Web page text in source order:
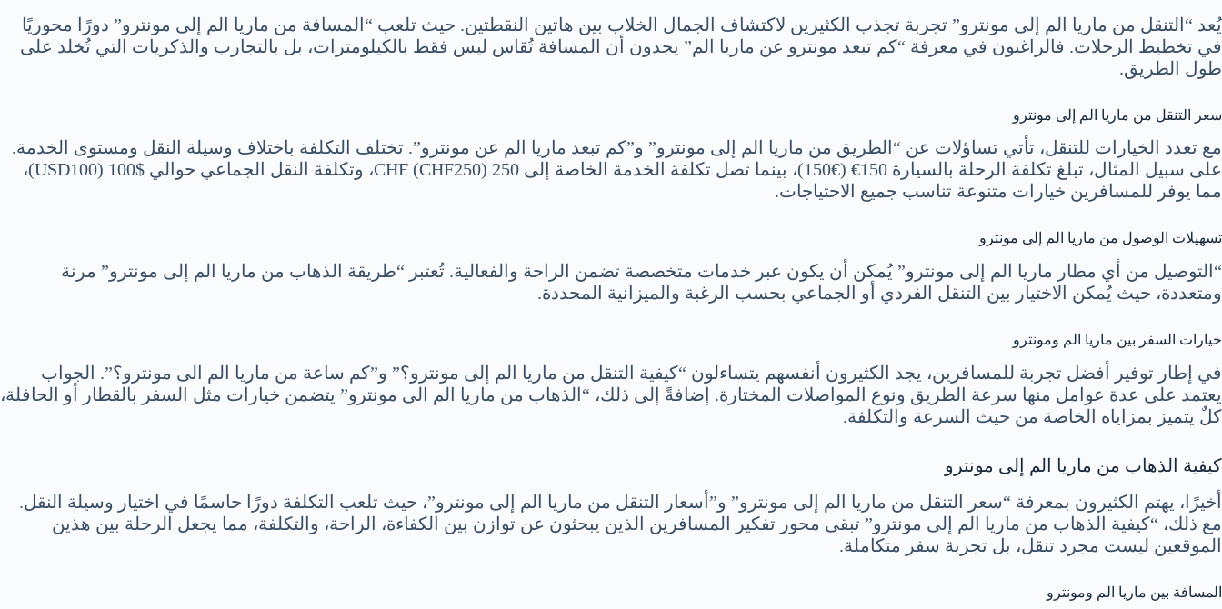
يُعد “التنقل من ماريا الم إلى مونترو” تجربة تجذب الكثيرين لاكتشاف الجمال الخلاب بين هاتين النقطتين. حيث تلعب “المسافة من ماريا الم إلى مونترو” دورًا محوريًا
في تخطيط الرحلات. فالراغبون في معرفة “كم تبعد مونترو عن ماريا الم” يجدون أن المسافة تُقاس ليس فقط بالكيلومترات، بل بالتجارب والذكريات التي تُخلد على
طول الطريق.
سعر التنقل من ماريا الم إلى مونترو
مع تعدد الخيارات للتنقل، تأتي تساؤلات عن “الطريق من ماريا الم إلى مونترو” و”كم تبعد ماريا الم عن مونترو”. تختلف التكلفة باختلاف وسيلة النقل ومستوى الخدمة.
على سبيل المثال، تبلغ تكلفة الرحلة بالسيارة 150€ (€150)، بينما تصل تكلفة الخدمة الخاصة إلى 250 CHF (CHF250)، وتكلفة النقل الجماعي حوالي $100 (USD100)،
مما يوفر للمسافرين خيارات متنوعة تناسب جميع الاحتياجات.
تسهيلات الوصول من ماريا الم إلى مونترو
“التوصيل من أي مطار ماريا الم إلى مونترو” يُمكن أن يكون عبر خدمات متخصصة تضمن الراحة والفعالية. تُعتبر “طريقة الذهاب من ماريا الم إلى مونترو” مرنة
ومتعددة، حيث يُمكن الاختيار بين التنقل الفردي أو الجماعي بحسب الرغبة والميزانية المحددة.
خيارات السفر بين ماريا الم ومونترو
في إطار توفير أفضل تجربة للمسافرين، يجد الكثيرون أنفسهم يتساءلون “كيفية التنقل من ماريا الم إلى مونترو؟” و”كم ساعة من ماريا الم الى مونترو؟”. الجواب
يعتمد على عدة عوامل منها سرعة الطريق ونوع المواصلات المختارة. إضافةً إلى ذلك، “الذهاب من ماريا الم الى مونترو” يتضمن خيارات مثل السفر بالقطار أو الحافلة،
كلٌ يتميز بمزاياه الخاصة من حيث السرعة والتكلفة.
كيفية الذهاب من ماريا الم إلى مونترو
أخيرًا، يهتم الكثيرون بمعرفة “سعر التنقل من ماريا الم إلى مونترو” و”أسعار التنقل من ماريا الم إلى مونترو”، حيث تلعب التكلفة دورًا حاسمًا في اختيار وسيلة النقل.
مع ذلك، “كيفية الذهاب من ماريا الم إلى مونترو” تبقى محور تفكير المسافرين الذين يبحثون عن توازن بين الكفاءة، الراحة، والتكلفة، مما يجعل الرحلة بين هذين
الموقعين ليست مجرد تنقل، بل تجربة سفر متكاملة.
المسافة بين ماريا الم ومونترو